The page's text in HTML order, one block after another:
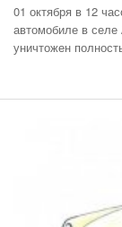
01 октября в 12
автомобиле в
уничтожен